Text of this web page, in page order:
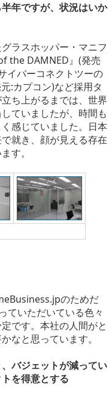
年ですが、状況はいか
ラスホッパー・マニフ
the DAMNED』(発売
イバーコネクトツーの
:カプコン)など採用タ
ち上がるまでは、世界
ていましたが、時間も
感じていました。日本
就き、顔が見える存在
す。
のためだ
ていただいている色々
です。本社の人間がと
なと思っています。
バジェットが減ってい
を得意とする